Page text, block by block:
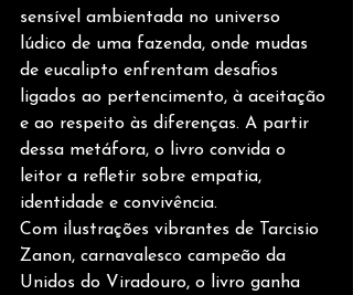
sensível ambientada no universo
lúdico de uma fazenda, onde mudas
de eucalipto enfrentam desafios
ligados ao pertencimento, à aceitação
e ao respeito às diferenças. A partir
dessa metáfora, o livro convida o
leitor a refletir sobre empatia,
identidade e convivência.
Com ilustrações vibrantes de Tarcisio
Zanon, carnavalesco campeão da
Unidos do Viradouro, o livro ganha